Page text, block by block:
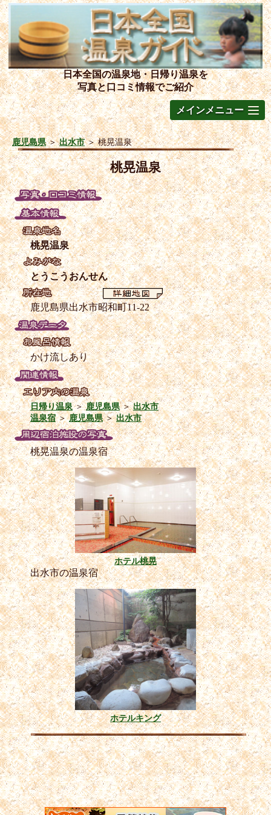
日本全国の温泉地・日帰り温泉を
写真と口コミ情報でご紹介
メインメニュー
鹿児島県＞出水市＞桃晃温泉
桃晃温泉
桃晃温泉
とうこうおんせん
鹿児島県出水市昭和町11-22
かけ流しあり
日帰り温泉＞鹿児島県＞出水市
温泉宿＞鹿児島県＞出水市
桃晃温泉の温泉宿
ホテル桃晃
出水市の温泉宿
ホテルキング